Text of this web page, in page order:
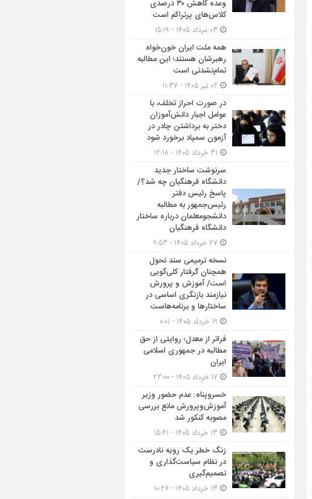
وعده کاهش ۳۰ درصدی
کلاس‌های پرتراکم است
همه ملت ایران خون‌خواه
رهبرشان هستند؛ این مطالبه
تمام‌نشدنی است
در صورت احراز تخلف، با
عوامل اجبار دانش‌آموزان
دختر به برداشتن چادر در
آزمون سمپاد برخورد شود
سرنوشت ساختار جدید
دانشگاه فرهنگیان چه شد؟/
پاسخ رئیس دفتر
رئیس‌جمهور به مطالبه
دانشجومعلمان درباره ساختار
دانشگاه فرهنگیان
نسخه ترمیمی سند تحول
همچنان گرفتار کلی‌گویی
است/ آموزش و پرورش
نیازمند بازنگری اساسی در
ساختارها و برنامه‌هاست
فراتر از معدل؛ روایتی از حق
مطالبه در جمهوری اسلامی
ایران
خسروپناه: عدم حضور وزیر
آموزش‌وپرورش مانع بررسی
مصوبه کنکور شد
زنگ خطر یک رویه نادرست
در نظام سیاست‌گذاری و
تصمیم‌گیری